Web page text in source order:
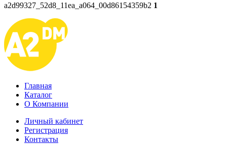
a2d99327_52d8_11ea_a064_00d86154359b2 1
Главная
Каталог
О Компании
Личный кабинет
Регистрация
Контакты